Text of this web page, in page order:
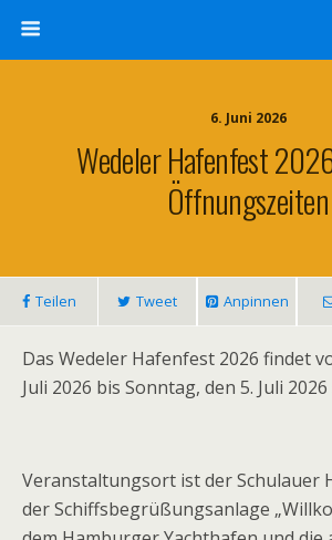
6. Juni 2026
Wedeler Hafenfest
Öffnungszeiten
Teilen Tweet Anpinnen
Das Wedeler Hafenfest 2026 findet
Juli 2026 bis Sonntag, den 5. Juli
Veranstaltungsort ist der Schulauer
der Schiffsbegrüßungsanlage